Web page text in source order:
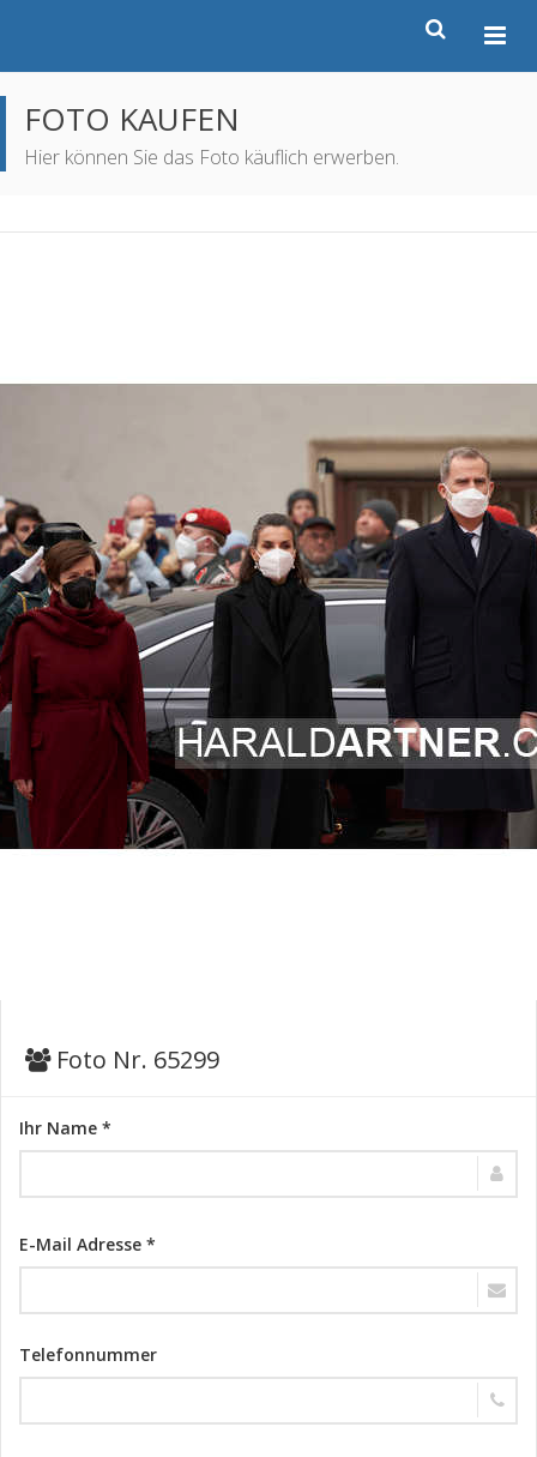
FOTO KAUFEN
Hier können Sie das Foto käuflich erwerben.
Foto Nr. 65299
Ihr Name *
E-Mail Adresse *
Telefonnummer